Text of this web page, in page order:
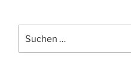
nach: